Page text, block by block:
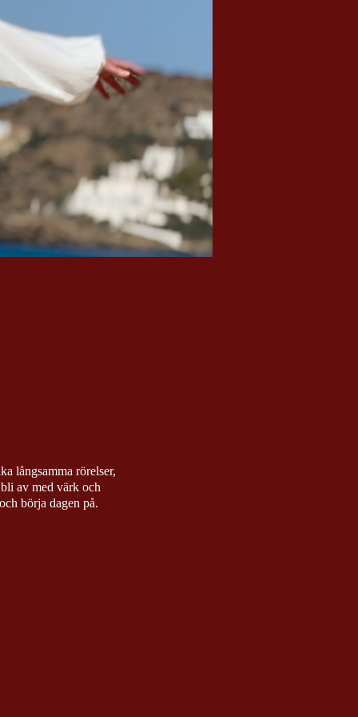
långsamma rörelser,
av med värk och
börja dagen på.